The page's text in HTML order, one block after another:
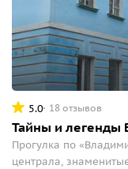
5.0 18 отзывов
Тайны и легенды
Прогулка по
централа,